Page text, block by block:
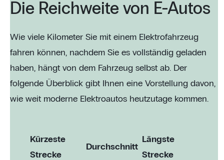
Die Reichweite von E-Autos
Wie viele Kilometer Sie mit einem Elektrofahrzeug
fahren können, nachdem Sie es vollständig geladen
haben, hängt von dem Fahrzeug selbst ab. Der
folgende Überblick gibt Ihnen eine Vorstellung davon,
wie weit moderne Elektroautos heutzutage kommen.
Kürzeste
Strecke
Durchschnitt
Längste
Strecke